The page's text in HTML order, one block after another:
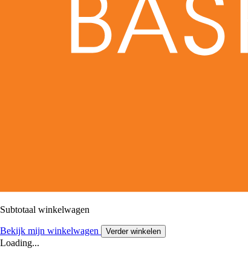
Subtotaal winkelwagen
Bekijk mijn winkelwagen Verder winkelen
Loading...